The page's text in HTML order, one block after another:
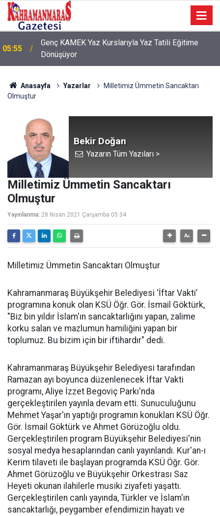
05:55
Genç KAMEK Yaz Kurslarıyla Yaz Tatili Eğitime
Dönüşüyor
Anasayfa Yazarlar
Milletimiz Ümmetin Sancaktarı
Olmuştur
Bekir Doğan
Yazarın Tüm Yazıları >
Milletimiz Ümmetin Sancaktarı
Olmuştur
Yayınlanma: 28 Nisan 2021 Çarşamba 05:34
Milletimiz Ümmetin Sancaktarı Olmuştur
Kahramanmaraş Büyükşehir Belediyesi ‘İftar Vakti’
programına konuk olan KSÜ Öğr. Gör. İsmail Göktürk,
"Biz bin yıldır İslam'ın sancaktarlığını yapan, zalime
korku salan ve mazlumun hamiliğini yapan bir
toplumuz. Bu bizim için bir iftihardır" dedi.
Kahramanmaraş Büyükşehir Belediyesi tarafından
Ramazan ayı boyunca düzenlenecek İftar Vakti
programı, Aliye İzzet Begoviç Parkı'nda
gerçekleştirilen yayınla devam etti. Sunuculuğunu
Mehmet Yaşar'ın yaptığı programın konukları KSÜ Öğr.
Gör. İsmail Göktürk ve Ahmet Görüzoğlu oldu.
Gerçekleştirilen program Büyükşehir Belediyesi'nin
sosyal medya hesaplarından canlı yayınlandı. Kur'an-ı
Kerim tilaveti ile başlayan programda KSÜ Öğr. Gör.
Ahmet Görüzoğlu ve Büyükşehir Orkestrası Saz
Heyeti okunan ilahilerle musiki ziyafeti yaşattı.
Gerçekleştirilen canlı yayında, Türkler ve İslam'ın
sancaktarlığı, peygamber efendimizin hayatı ve